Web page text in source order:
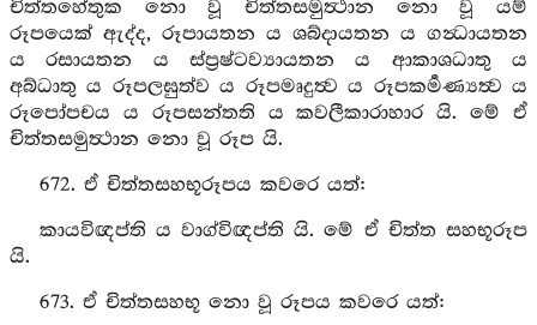
චිත්තහේතුක නො වූ චිත්තසමුත්‍ථාන නො වූ යම්
රූපයෙක් ඇද්ද, රූපායතන ය ශබ්දායතන ය ගන්‍ධායතන
ය රසායතන ය ස්ප්‍රෂ්ටව්‍යායතන ය ආකාශධාතු ය
අබ්ධාතු ය රූපලඝුත්ව ය රූපමෘදුත්‍ව ය රූපකර්‍මණ්‍යත්‍ව ය
රූපෝපචය ය රූපසන්තති ය කවලීකාරාහාර යි. මේ ඒ
චිත්තසමුත්‍ථාන නො වූ රූප යි.
672. ඒ චිත්තසහභූරූපය කවරෙ යත්:
කායවිඥප්ති ය වාග්විඥප්ති යි. මේ ඒ චිත්ත සහභූරූප
යි.
673. ඒ චිත්තසහභූ නො වූ රූපය කවරෙ යත්: